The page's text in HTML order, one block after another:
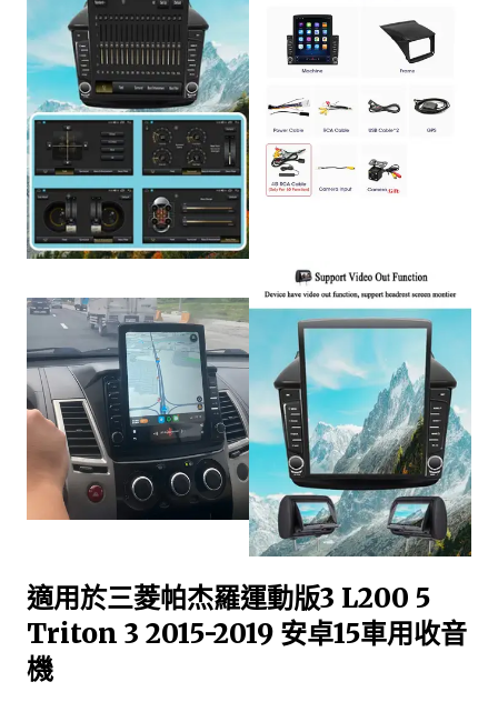
適用於三菱帕杰羅運動版3 L200 5
Triton 3 2015-2019 安卓15車用收音
機